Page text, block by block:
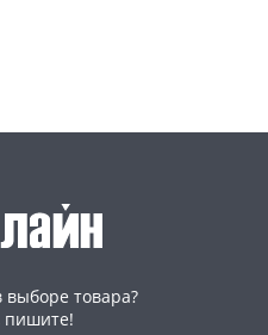
товара?
пишите!